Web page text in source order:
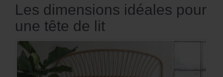
Les dimensions idéales pour
une tête de lit